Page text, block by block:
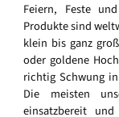
Feiern, Feste
Produkte sind
klein bis ganz
oder goldene
richtig Schwung
Die meisten
einsatzbereit